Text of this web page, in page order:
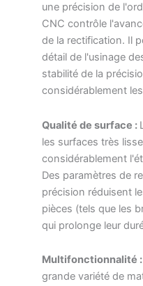
une précision de
CNC contrôle
de la rectification. Il
détail de l'usinage
stabilité de la
considérablement
Qualité de surface :
les surfaces très
considérablement
Des paramètres de
précision réduisent
pièces (tels que les
qui prolonge leur
Multifonctionnalité :
grande variété de